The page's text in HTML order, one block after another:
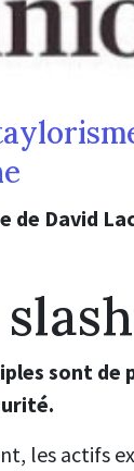
David
sont de
les actifs